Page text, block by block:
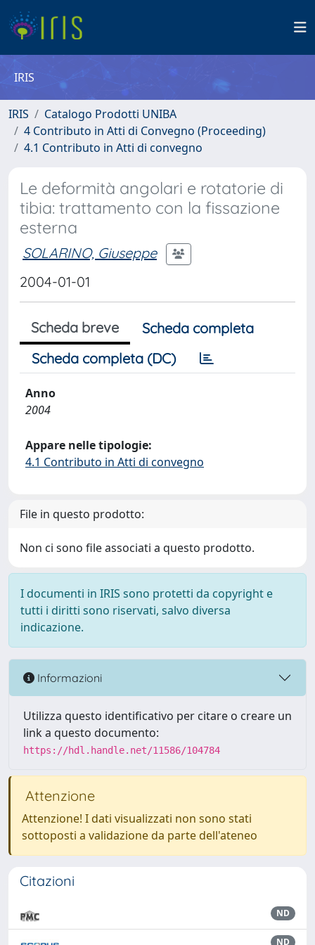
IRIS
IRIS
Catalogo Prodotti UNIBA
4 Contributo in Atti di Convegno (Proceeding)
4.1 Contributo in Atti di convegno
Le deformità angolari e rotatorie di
tibia: trattamento con la fissazione
esterna
SOLARINO, Giuseppe
2004-01-01
Scheda breve
Scheda completa
Scheda completa (DC)
Anno
2004
Appare nelle tipologie:
4.1 Contributo in Atti di convegno
File in questo prodotto:
Non ci sono file associati a questo prodotto.
I documenti in IRIS sono protetti da copyright e
tutti i diritti sono riservati, salvo diversa
indicazione.
Informazioni
Utilizza questo identificativo per citare o creare un
link a questo documento:
https://hdl.handle.net/11586/104784
Attenzione
Attenzione! I dati visualizzati non sono stati
sottoposti a validazione da parte dell'ateneo
Citazioni
ND
ND